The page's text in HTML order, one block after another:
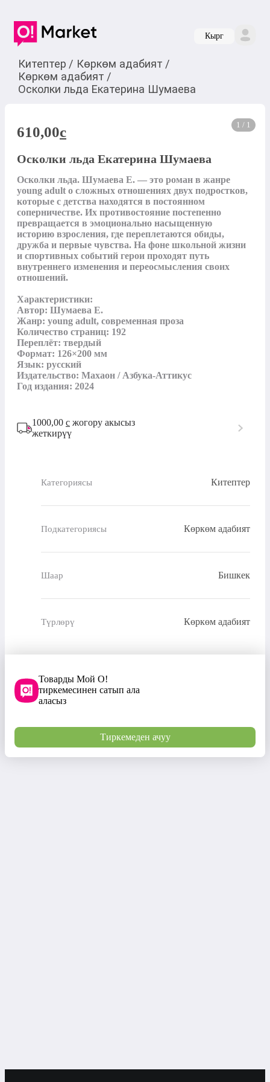
Кырг
Китептер / Көркөм адабият /
Көркөм адабият /
Осколки льда Екатерина Шумаева
1 / 1
610,00c
Осколки льда Екатерина Шумаева
Осколки льда. Шумаева Е. — это роман в жанре
young adult о сложных отношениях двух подростков,
которые с детства находятся в постоянном
соперничестве. Их противостояние постепенно
превращается в эмоционально насыщенную
историю взросления, где переплетаются обиды,
дружба и первые чувства. На фоне школьной жизни
и спортивных событий герои проходят путь
внутреннего изменения и переосмысления своих
отношений.
Характеристики:
Автор: Шумаева Е.
Жанр: young adult, современная проза
Количество страниц: 192
Переплёт: твердый
Формат: 126×200 мм
Язык: русский
Издательство: Махаон / Азбука-Аттикус
Год издания: 2024
1000,00 с жогору акысыз
жеткирүү
Категориясы Китептер
Подкатегориясы Көркөм адабият
Шаар Бишкек
Түрлөрү Көркөм адабият
Товарды Мой О!
тиркемесинен сатып ала
аласыз
Тиркемеден ачуу